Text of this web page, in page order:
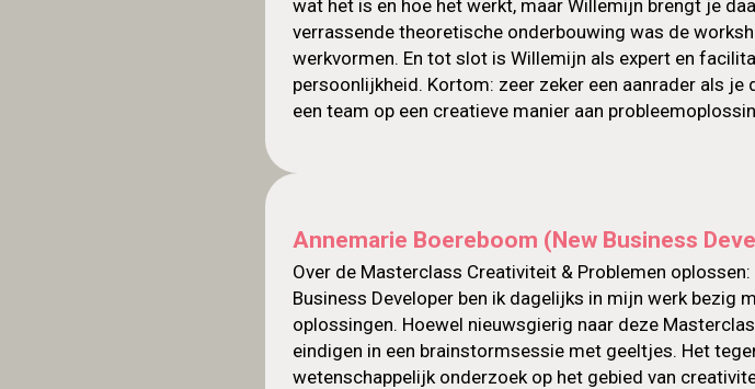
wat het is en hoe het werkt, maar Willemijn brengt je
verrassende theoretische onderbouwing was de
werkvormen. En tot slot is Willemijn als expert en
persoonlijkheid. Kortom: zeer zeker een aanrader als
een team op een creatieve manier aan
Annemarie Boereboom (New Business
Over de Masterclass Creativiteit & Problemen
Business Developer ben ik dagelijks in mijn werk bezig
oplossingen. Hoewel nieuwsgierig naar deze
eindigen in een brainstormsessie met geeltjes. Het
wetenschappelijk onderzoek op het gebied van